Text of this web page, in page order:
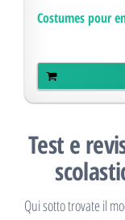
Costumes pour
Test e
Qui sotto trovate il